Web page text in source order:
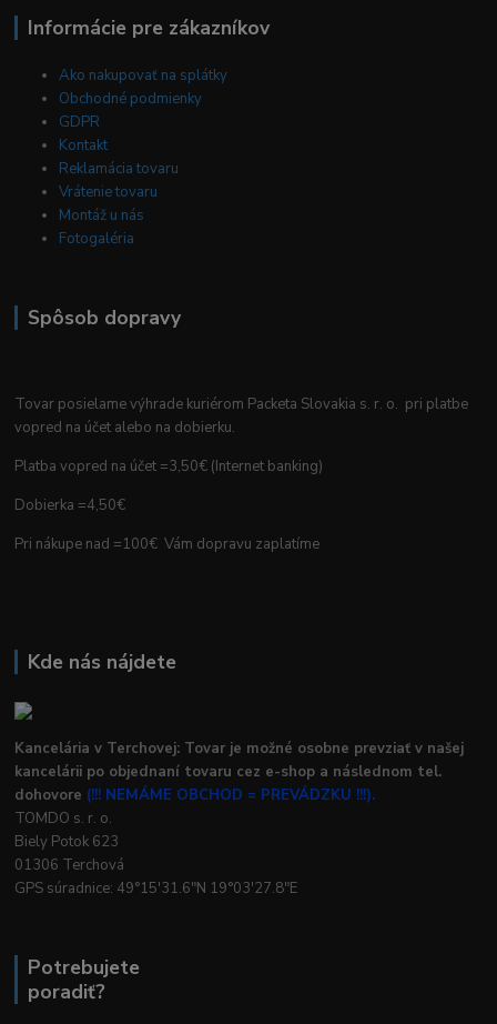
Informácie pre zákazníkov
Ako nakupovať na splátky
Obchodné podmienky
GDPR
Kontakt
Reklamácia tovaru
Vrátenie tovaru
Montáž u nás
Fotogaléria
Spôsob dopravy
Tovar posielame výhrade kuriérom Packeta Slovakia s. r. o. pri platbe
vopred na účet alebo na dobierku.
Platba vopred na účet =3,50€ (Internet banking)
Dobierka =4,50€
Pri nákupe nad =100€ Vám dopravu zaplatíme
Kde nás nájdete
Kancelária v Terchovej: Tovar je možné osobne prevziať v našej
kancelárii po objednaní tovaru cez e-shop a následnom tel.
dohovore (!!! NEMÁME OBCHOD = PREVÁDZKU !!!).
TOMDO s. r. o.
Biely Potok 623
01306 Terchová
GPS súradnice: 49°15'31.6"N 19°03'27.8"E
Potrebujete
poradiť?